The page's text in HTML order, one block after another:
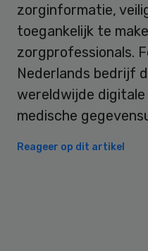
zorginformatie,
toegankelijk te
zorgprofessionals.
Nederlands bedrijf
wereldwijde
medische
Reageer op dit artikel